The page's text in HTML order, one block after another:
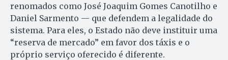
renomados como José Joaquim Gomes Canotilho e
Daniel Sarmento — que defendem a legalidade do
sistema. Para eles, o Estado não deve instituir uma
“reserva de mercado” em favor dos táxis e o
próprio serviço oferecido é diferente.